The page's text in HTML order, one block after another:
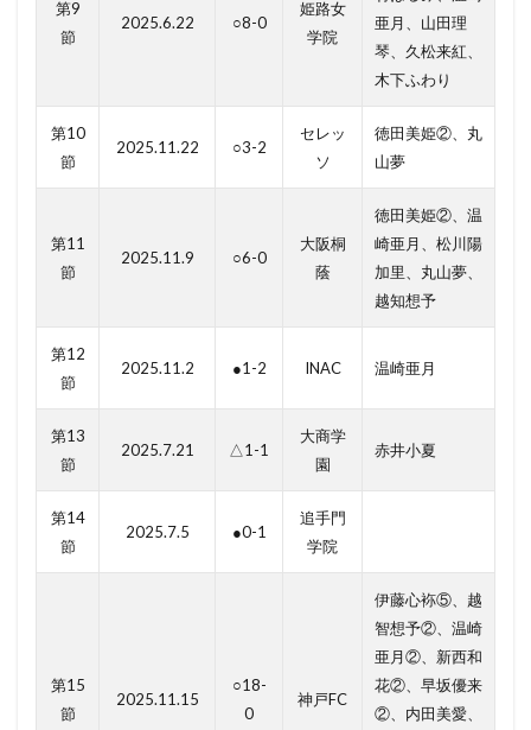
第9
節
2025.6.22 ○8-0
姫路女
学院
亜月、山田理
琴、久松来紅、
木下ふわり
第10
節
2025.11.22 ○3-2
セレッ
ソ
徳田美姫②、丸
山夢
第11
節
2025.11.9 ○6-0
大阪桐
蔭
徳田美姫②、温
崎亜月、松川陽
加里、丸山夢、
越知想予
第12
節
2025.11.2 ●1-2 INAC 温崎亜月
第13
節
2025.7.21 △1-1
大商学
園
赤井小夏
第14
節
2025.7.5 ●0-1
追手門
学院
第15
節
2025.11.15
○18-
0
神戸FC
伊藤心袮⑤、越
智想予②、温崎
亜月②、新西和
花②、早坂優来
②、内田美愛、